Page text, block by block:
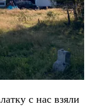
с нас взяли